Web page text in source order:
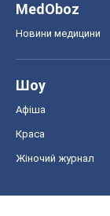
MedOboz
Новини медицини
Шоу
Афіша
Краса
Жіночий журнал